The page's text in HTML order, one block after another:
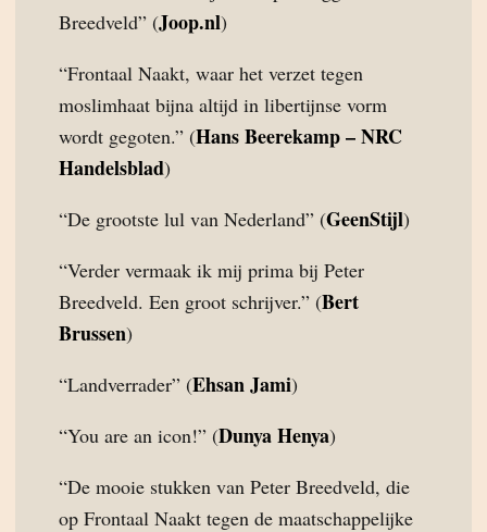
Breedveld” (Joop.nl)
“Frontaal Naakt, waar het verzet tegen
moslimhaat bijna altijd in libertijnse vorm
wordt gegoten.” (Hans Beerekamp – NRC
Handelsblad)
“De grootste lul van Nederland” (GeenStijl)
“Verder vermaak ik mij prima bij Peter
Breedveld. Een groot schrijver.” (Bert
Brussen)
“Landverrader” (Ehsan Jami)
“You are an icon!” (Dunya Henya)
“De mooie stukken van Peter Breedveld, die
op Frontaal Naakt tegen de maatschappelijke